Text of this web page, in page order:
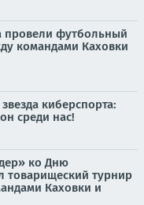
провели футбольный
командами Каховки
киберспорта:
среди нас!
ко Дню
товарищеский турнир
Каховки и